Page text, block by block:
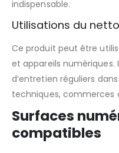
indispensable.
Utilisations du
Ce produit peut être
et appareils numériques.
d’entretien réguliers
techniques, commerces
Surfaces
compatibles